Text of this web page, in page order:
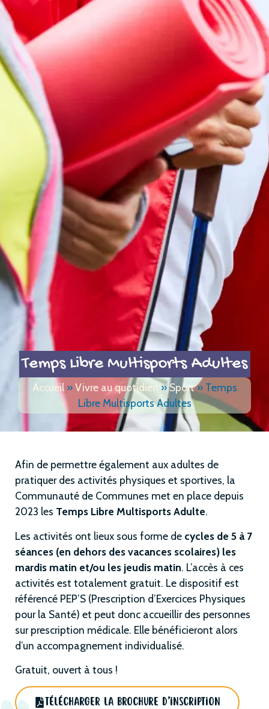
Temps Libre Multisports Adultes
Accueil»Vivre au quotidien »Sport» Temps
Libre Multisports Adultes
Afin de permettre également aux adultes de
pratiquer des activités physiques et sportives, la
Communauté de Communes met en place depuis
2023 les Temps Libre Multisports Adulte.
Les activités ont lieux sous forme de cycles de 5 à 7
séances (en dehors des vacances scolaires) les
mardis matin et/ou les jeudis matin. L’accès à ces
activités est totalement gratuit. Le dispositif est
référencé PEP’S (Prescription d’Exercices Physiques
pour la Santé) et peut donc accueillir des personnes
sur prescription médicale. Elle bénéficieront alors
d’un accompagnement individualisé.
Gratuit, ouvert à tous !
Télécharger la brochure d’inscription